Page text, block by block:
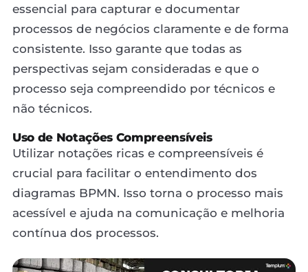
essencial para capturar e documentar
processos de negócios claramente e de forma
consistente. Isso garante que todas as
perspectivas sejam consideradas e que o
processo seja compreendido por técnicos e
não técnicos.
Uso de Notações Compreensíveis
Utilizar notações ricas e compreensíveis é
crucial para facilitar o entendimento dos
diagramas BPMN. Isso torna o processo mais
acessível e ajuda na comunicação e melhoria
contínua dos processos.